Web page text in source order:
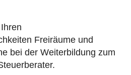
Freiräume und
bei der Weiterbildung zum